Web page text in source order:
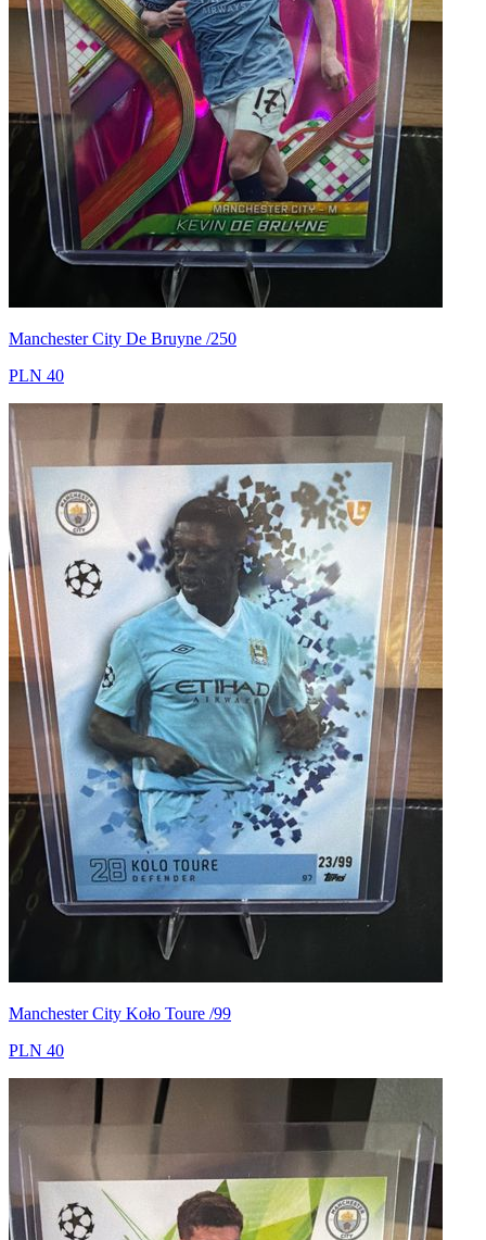
Manchester City De Bruyne /250
PLN 40
Manchester City Koło Toure /99
PLN 40